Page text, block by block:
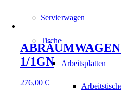
Servierwagen
Tische
Arbeitsplatten
1/1GN
276,00 €